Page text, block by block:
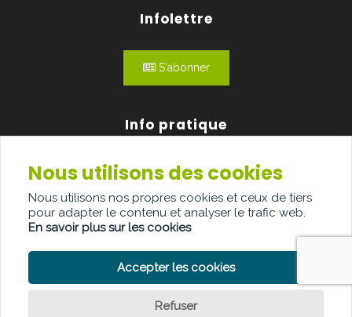
Infolettre
S'abonner
Info pratique
Qui sommes-nous?
Publicité
Contact
Nous utilisons des cookies
Nous utilisons nos propres cookies et ceux de tiers
pour adapter le contenu et analyser le trafic web.
En savoir plus sur les cookies
Accepter les cookies
Refuser